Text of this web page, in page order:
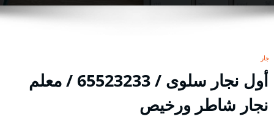
نجار
أول نجار سلوى / 65523233 / معلم
نجار شاطر ورخيص